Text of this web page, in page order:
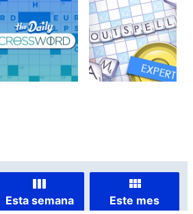
Esta semana Este mes